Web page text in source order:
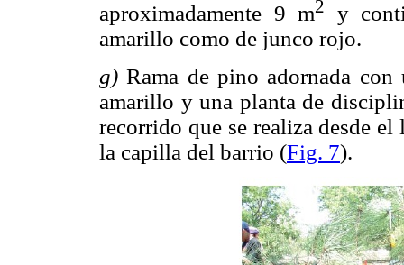
aproximadamente 9 m2
y
amarillo como de junco rojo.
g)Rama de pino adornada
amarillo y una planta de
recorrido que se realiza desde
la capilla del barrio (Fig. 7).